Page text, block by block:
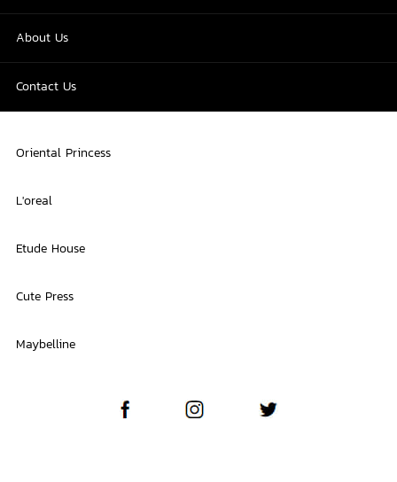
About Us
Contact Us
Oriental Princess
L'oreal
Etude House
Cute Press
Maybelline